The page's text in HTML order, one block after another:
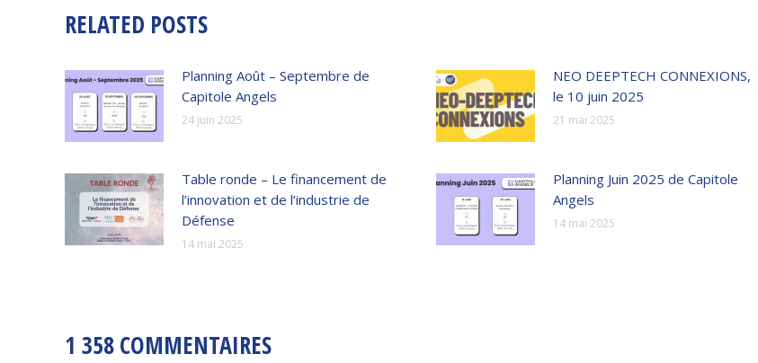
RELATED POSTS
Planning Août – Septembre de
Capitole Angels
24 juin 2025
NEO DEEPTECH CONNEXIONS,
le 10 juin 2025
21 mai 2025
Table ronde – Le financement de
l’innovation et de l’industrie de
Défense
14 mai 2025
Planning Juin 2025 de Capitole
Angels
14 mai 2025
1 358 COMMENTAIRES